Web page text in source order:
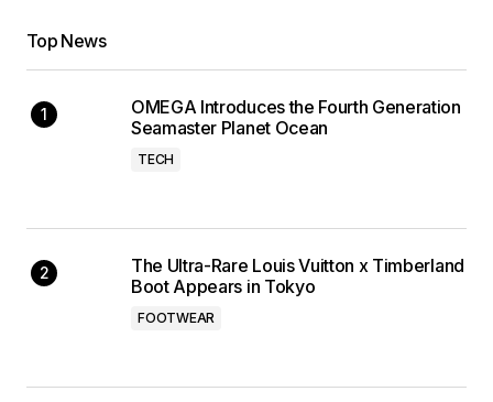
Top News
OMEGA Introduces the Fourth Generation
Seamaster Planet Ocean
TECH
The Ultra-Rare Louis Vuitton x Timberland
Boot Appears in Tokyo
FOOTWEAR